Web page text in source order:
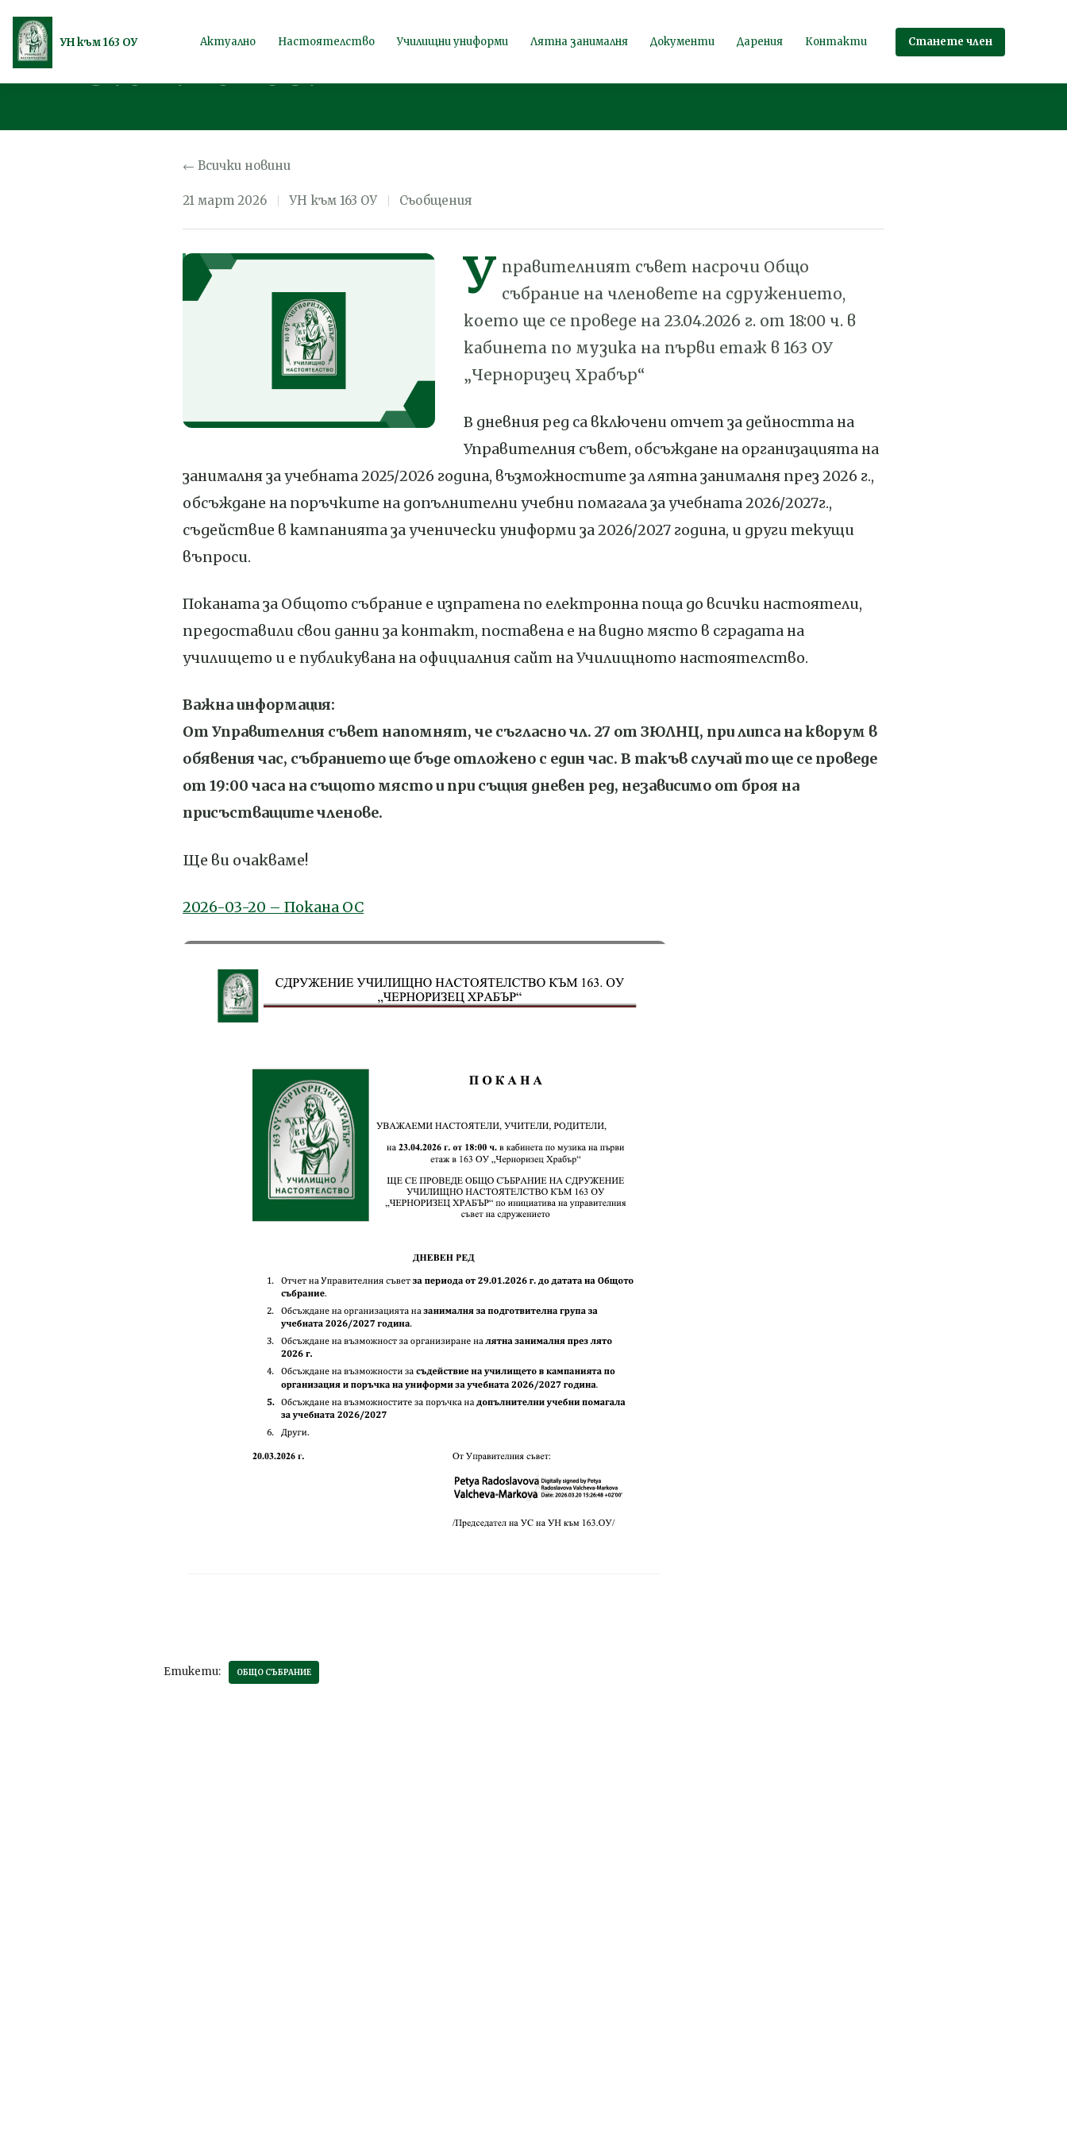
Продължете
към
УН към 163 ОУ Актуално Настоятелство Училищни униформи Лятна занималня Документи Дарения Контакти Станете член
Покана за Общо събрание на
23.04.2026г.
← Всички новини
21 март 2026 УН към 163 ОУ Съобщения
У правителният съвет насрочи Общо
събрание на членовете на сдружението,
което ще се проведе на 23.04.2026 г. от 18:00 ч. в
кабинета по музика на първи етаж в 163 ОУ
„Черноризец Храбър“
В дневния ред са включени отчет за дейността на
Управителния съвет, обсъждане на организацията на
занималня за учебната 2025/2026 година, възможностите за лятна занималня през 2026 г.,
обсъждане на поръчките на допълнителни учебни помагала за учебната 2026/2027г.,
съдействие в кампанията за ученически униформи за 2026/2027 година, и други текущи
въпроси.
Поканата за Общото събрание е изпратена по електронна поща до всички настоятели,
предоставили свои данни за контакт, поставена е на видно място в сградата на
училището и е публикувана на официалния сайт на Училищното настоятелство.
Важна информация:
От Управителния съвет напомнят, че съгласно чл. 27 от ЗЮЛНЦ, при липса на кворум в
обявения час, събранието ще бъде отложено с един час. В такъв случай то ще се проведе
от 19:00 часа на същото място и при същия дневен ред, независимо от броя на
присъстващите членове.
Ще ви очакваме!
2026-03-20 – Покана ОС
Етикети: ОБЩО СЪБРАНИЕ